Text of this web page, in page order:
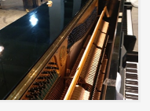
只要注意幾個重點就可
心購買。
牌很重要
Yamaha、Kawai 這些日
鋼琴品質很好，即使20～
仍然很好用。